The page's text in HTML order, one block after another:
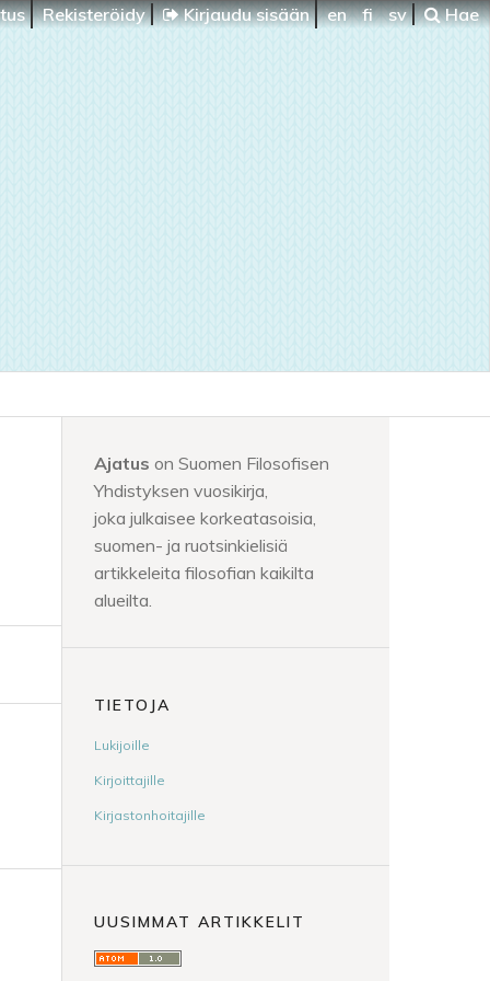
Rekisteröidy Kirjaudu sisään en fi sv Hae
Ajatus on Suomen Filosofisen
Yhdistyksen vuosikirja,
joka julkaisee korkeatasoisia,
suomen- ja ruotsinkielisiä
artikkeleita filosofian kaikilta
alueilta.
TIETOJA
Lukijoille
Kirjoittajille
Kirjastonhoitajille
UUSIMMAT ARTIKKELIT